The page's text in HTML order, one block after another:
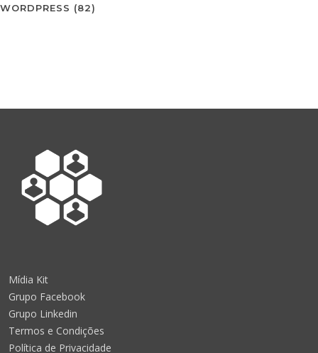
WORDPRESS (82)
Mídia Kit
Grupo Facebook
Grupo Linkedin
Termos e Condições
Política de Privacidade